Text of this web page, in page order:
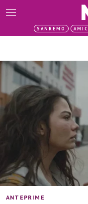
SANREMO
ANTEPRIME